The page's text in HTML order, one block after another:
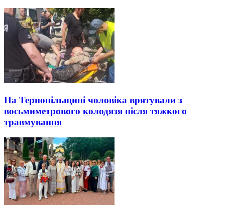
На Тернопільщині чоловіка врятували з
восьмиметрового колодязя після тяжкого
травмування